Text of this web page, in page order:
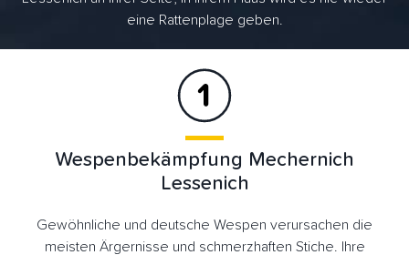
eine Rattenplage geben.
Wespenbekämpfung Mechernich
Lessenich
Gewöhnliche und deutsche Wespen verursachen die
meisten Ärgernisse und schmerzhaften Stiche. Ihre